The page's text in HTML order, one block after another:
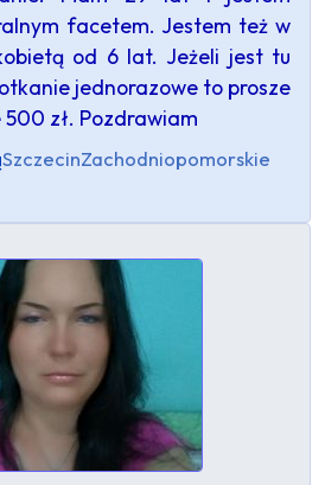
facetem. Jestem też w
od 6 lat. Jeżeli jest tu
jednorazowe to prosze
zł. Pozdrawiam
SzczecinZachodniopomorskie